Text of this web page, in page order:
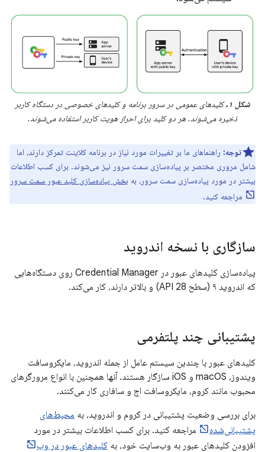
شکل ۱.
کلیدهای عمومی در سرور برنامه و کلیدهای خصوصی در دستگاه کاربر
ذخیره می‌شوند. هر دو کلید برای احراز هویت کاربر استفاده می‌شوند.
توجه: راهنماهای ما بر تغییرات مورد نیاز در برنامه کلاینت تمرکز دارند، اما
شامل مروری مختصر بر پیاده‌سازی سمت سرور نیز می‌شوند. برای کسب اطلاعات
بیشتر در مورد پیاده‌سازی سمت سرور، به بخش پیاده‌سازی کلید عبور سمت سرور
مراجعه کنید.
سازگاری با نسخه اندروید
پیاده‌سازی کلیدهای عبور در Credential Manager روی دستگاه‌هایی
که اندروید ۹ (سطح API 28) و بالاتر دارند، کار می‌کند.
پشتیبانی چند پلتفرمی
کلیدهای عبور با چندین سیستم عامل از جمله اندروید، مایکروسافت
ویندوز، macOS و iOS سازگار هستند. آنها همچنین با انواع مرورگرهای
محبوب مانند کروم، مایکروسافت اج و سافاری کار می‌کنند.
برای بررسی وضعیت پشتیبانی در کروم و اندروید، به محیط‌های
پشتیبانی‌شده
مراجعه کنید. برای کسب اطلاعات بیشتر در مورد
افزودن کلیدهای عبور به وب‌سایت خود، به کلیدهای عبور در وب